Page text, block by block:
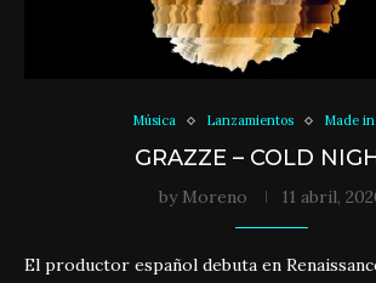
Música Lanzamientos Made
GRAZZE – COLD
by Moreno 11 abril,
El productor español debuta en